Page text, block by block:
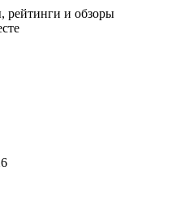
рейтинги и обзоры